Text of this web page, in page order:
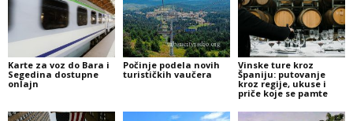
Karte za voz do Bara i
Segedina dostupne
onlajn
Počinje podela novih
turističkih vaučera
Vinske ture kroz
Španiju: putovanje
kroz regije, ukuse i
priče koje se pamte